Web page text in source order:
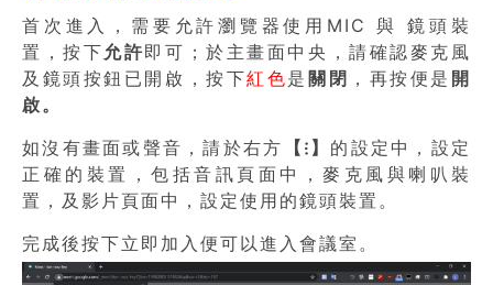
首次進入，需要允許瀏覽器使用MIC 與 鏡頭裝
置，按下 允許即可；於主畫面中央，請確認麥克風
及鏡頭按鈕已開啟，按下紅色是 關閉 ，再按便是 開
啟。
如沒有畫面或聲音，請於右方
【⁝】 的設定中，設定
正確的裝置，包括音訊頁面中，麥克風與喇叭裝
置，及影片頁面中，設定使用的鏡頭裝置。
完成後按下立即加入便可以進入會議室。